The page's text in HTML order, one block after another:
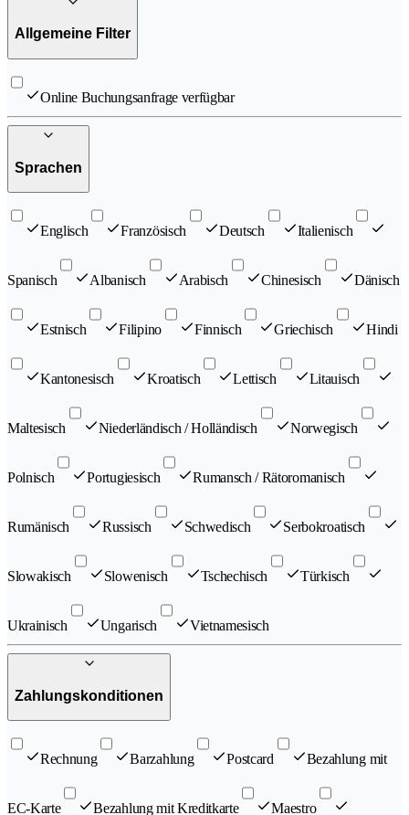
Allgemeine Filter
Online Buchungsanfrage verfügbar
Sprachen
Englisch Französisch Deutsch Italienisch
Spanisch Albanisch Arabisch Chinesisch Dänisch
Estnisch Filipino Finnisch Griechisch Hindi
Kantonesisch Kroatisch Lettisch Litauisch
Maltesisch Niederländisch / Holländisch Norwegisch
Polnisch Portugiesisch Rumansch / Rätoromanisch
Rumänisch Russisch Schwedisch Serbokroatisch
Slowakisch Slowenisch Tschechisch Türkisch
Ukrainisch Ungarisch Vietnamesisch
Zahlungskonditionen
Rechnung Barzahlung Postcard Bezahlung mit
EC-Karte Bezahlung mit Kreditkarte Maestro